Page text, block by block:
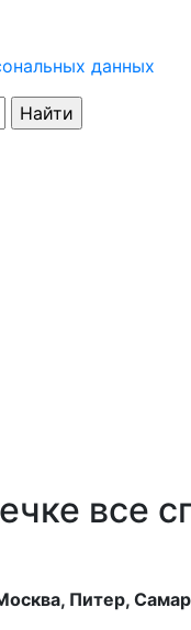
данных
все
Питер,